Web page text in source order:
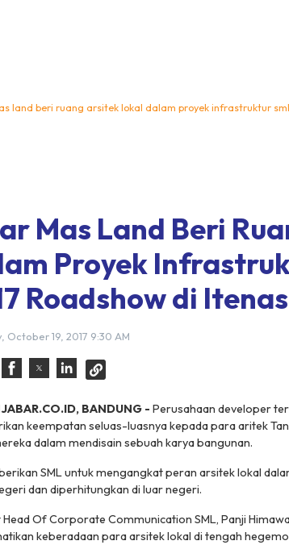
land beri ruang arsitek lokal dalam proyek infrastruktur
Mas Land Beri
Proyek
Roadshow di Itenas
October 19, 2017 9:30 AM
BANDUNG - Perusahaan developer
keempatan seluas-luasnya kepada para aritek
dalam mendisain sebuah karya bangunan.
SML untuk mengangkat peran arsitek lokal
dan diperhitungkan di luar negeri.
Of Corporate Communication SML, Panji
keberadaan para arsitek lokal di tengah